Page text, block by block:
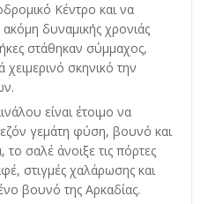
Κέντρο και να
δυναμικής χρονιάς
στάθηκαν σύμμαχος,
σκηνικό την
είναι έτοιμο να
γεμάτη φύση, βουνό και
σαλέ άνοιξε τις πόρτες
στιγμές χαλάρωσης και
βουνό της Αρκαδίας.